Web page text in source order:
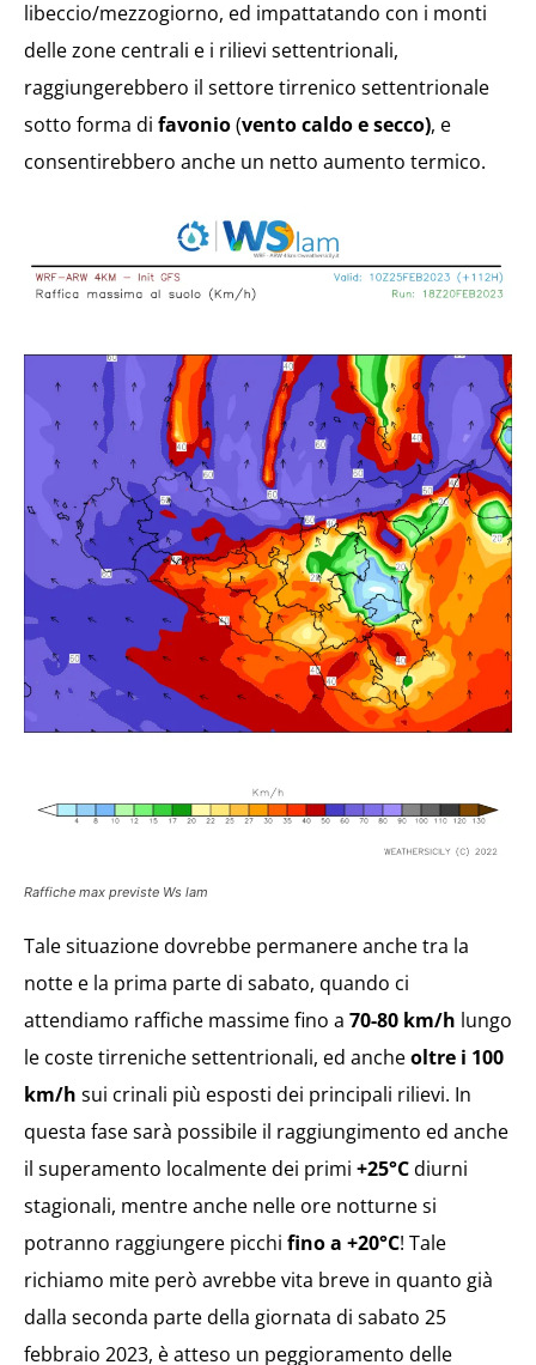
libeccio/mezzogiorno, ed impattatando con i monti
delle zone centrali e i rilievi settentrionali,
raggiungerebbero il settore tirrenico settentrionale
sotto forma di favonio(vento caldo e secco), e
consentirebbero anche un netto aumento termico.
Raffiche max previste Ws lam
Tale situazione dovrebbe permanere anche tra la
notte e la prima parte di sabato, quando ci
attendiamo raffiche massime fino a 70-80 km/h lungo
le coste tirreniche settentrionali, ed ancheoltre i 100
km/h sui crinali più esposti dei principali rilievi. In
questa fase sarà possibile il raggiungimento ed anche
il superamento localmente dei primi +25°Cdiurni
stagionali, mentre anche nelle ore notturne si
potranno raggiungere picchi fino a +20°C! Tale
richiamo mite però avrebbe vita breve in quanto già
dalla seconda parte della giornata di sabato 25
febbraio 2023, è atteso un peggioramento delle